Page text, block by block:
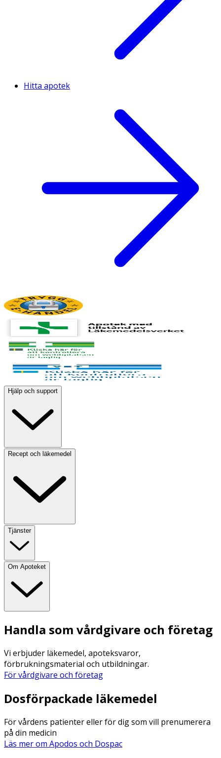
Hitta apotek
Hjälp och support
Recept och läkemedel
Tjänster
Om Apoteket
Handla som vårdgivare och företag
Vi erbjuder läkemedel, apoteksvaror,
förbrukningsmaterial och utbildningar.
För vårdgivare och företag
Dosförpackade läkemedel
För vårdens patienter eller för dig som vill prenumerera
på din medicin
Läs mer om Apodos och Dospac